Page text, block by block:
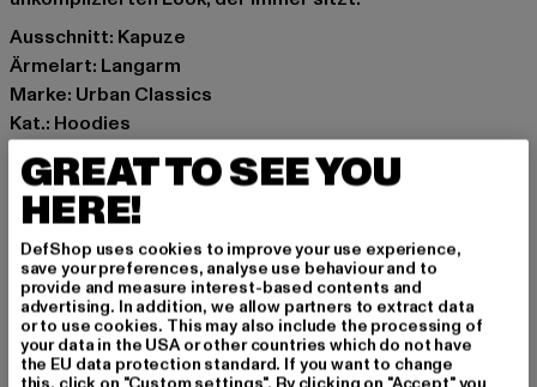
Ausschnitt: Kapuze
Ärmelart: Langarm
Marke: Urban Classics
Kat.: Hoodies
Farbe: gelb
Hersteller Farbe: frozenyellow
Materialzusammensetzung: 80% Baumwolle, 20%
Polyester
Art.Nr: TB6091-04730
Hersteller: TB International GmbH |info@tbint.de
Dr.-Robert-Murjahn-Straße 7 | 64372 Ober-Ramstadt |
DE
GREAT TO SEE YOU
HERE!
DefShop uses cookies to improve your use experience,
save your preferences, analyse use behaviour and to
provide and measure interest-based contents and
advertising. In addition, we allow partners to extract data
or to use cookies. This may also include the processing of
your data in the USA or other countries which do not have
the EU data protection standard. If you want to change